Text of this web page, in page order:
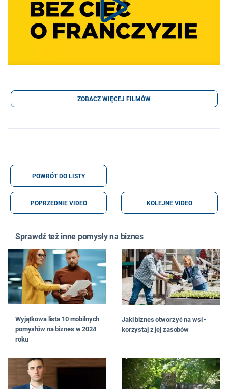
ZOBACZ WIĘCEJ FILMÓW
POWRÓT DO LISTY
POPRZEDNIE VIDEO KOLEJNE VIDEO
Sprawdź też inne pomysły na biznes
Wyjątkowa lista 10 mobilnych
pomysłów na biznes w 2024
roku
Jaki biznes otworzyć na wsi -
korzystaj z jej zasobów